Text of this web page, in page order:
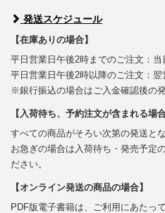
発送スケジュール
【在庫ありの場合】
平日営業日午後2時までのご注文：当
平日営業日午後2時以降のご注文：翌
※銀行振込の場合はご入金確認後の発
【入荷待ち、予約注文が含まれる場合
すべての商品がそろい次第の発送とな
お急ぎの場合は入荷待ち・発売予定
ださい。
【オンライン発送の商品の場合】
PDF版電子書籍は、ご利用にあたっ